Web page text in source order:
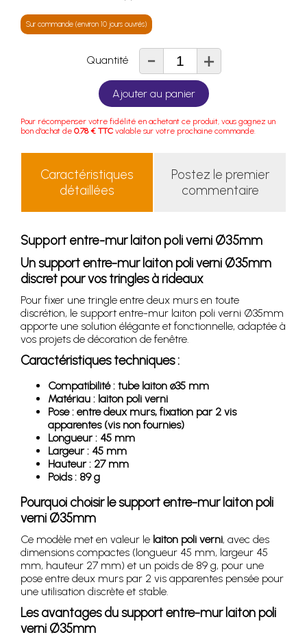
Sur commande (environ 10 jours ouvrés)
Quantité - +
Ajouter au panier
Pour récompenser votre fidélité en achetant ce produit, vous gagnez un
bon d'achat de 0.78 € TTC valable sur votre prochaine commande.
Caractéristiques
détaillées
Postez le premier
commentaire
Support entre-mur laiton poli verni Ø35mm
Un support entre-mur laiton poli verni Ø35mm
discret pour vos tringles à rideaux
Pour fixer une tringle entre deux murs en toute
discrétion, le support entre-mur laiton poli verni Ø35mm
apporte une solution élégante et fonctionnelle, adaptée à
vos projets de décoration de fenêtre.
Caractéristiques techniques :
Compatibilité : tube laiton ø35 mm
Matériau : laiton poli verni
Pose : entre deux murs, fixation par 2 vis
apparentes (vis non fournies)
Longueur : 45 mm
Largeur : 45 mm
Hauteur : 27 mm
Poids : 89 g
Pourquoi choisir le support entre-mur laiton poli
verni Ø35mm
Ce modèle met en valeur le laiton poli verni, avec des
dimensions compactes (longueur 45 mm, largeur 45
mm, hauteur 27 mm) et un poids de 89 g, pour une
pose entre deux murs par 2 vis apparentes pensée pour
une utilisation discrète et stable.
Les avantages du support entre-mur laiton poli
verni Ø35mm